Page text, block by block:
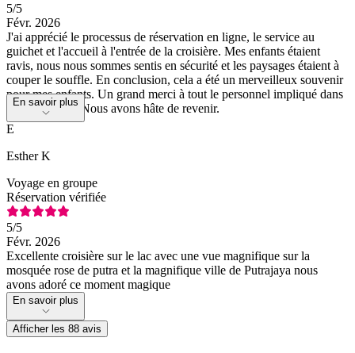
5/5
Févr. 2026
J'ai apprécié le processus de réservation en ligne, le service au
guichet et l'accueil à l'entrée de la croisière. Mes enfants étaient
ravis, nous nous sommes sentis en sécurité et les paysages étaient à
couper le souffle. En conclusion, cela a été un merveilleux souvenir
pour mes enfants. Un grand merci à tout le personnel impliqué dans
cette croisière. Nous avons hâte de revenir.
En savoir plus
E
Esther K
Voyage en groupe
Réservation vérifiée
5/5
Févr. 2026
Excellente croisière sur le lac avec une vue magnifique sur la
mosquée rose de putra et la magnifique ville de Putrajaya nous
avons adoré ce moment magique
En savoir plus
Afficher les 88 avis